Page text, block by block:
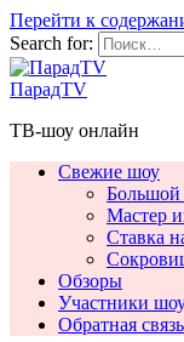
Перейти к
Search for:
ПарадTV
ТВ-шоу онлайн
Свежие шоу
Большой
Мастер
Ставка
Обзоры
Участники
Обратная связь